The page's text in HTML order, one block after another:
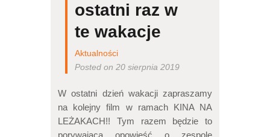
ostatni raz w
te wakacje
Aktualności
Posted on 20 sierpnia 2019
W ostatni dzień wakacji zapraszamy
na kolejny film w ramach KINA NA
LEŻAKACH!! Tym razem będzie to